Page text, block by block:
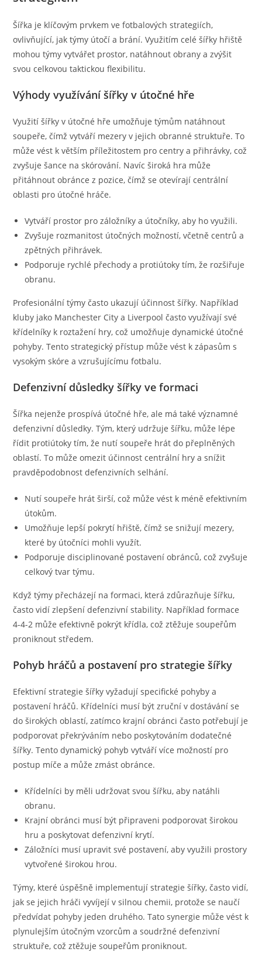
Šířka je klíčovým prvkem ve fotbalových strategiích,
ovlivňující, jak týmy útočí a brání. Využitím celé šířky hřiště
mohou týmy vytvářet prostor, natáhnout obrany a zvýšit
svou celkovou taktickou flexibilitu.
Výhody využívání šířky v útočné hře
Využití šířky v útočné hře umožňuje týmům natáhnout
soupeře, čímž vytváří mezery v jejich obranné struktuře. To
může vést k větším příležitostem pro centry a přihrávky, což
zvyšuje šance na skórování. Navíc široká hra může
přitáhnout obránce z pozice, čímž se otevírají centrální
oblasti pro útočné hráče.
Vytváří prostor pro záložníky a útočníky, aby ho využili.
Zvyšuje rozmanitost útočných možností, včetně centrů a
zpětných přihrávek.
Podporuje rychlé přechody a protiútoky tím, že rozšiřuje
obranu.
Profesionální týmy často ukazují účinnost šířky. Například
kluby jako Manchester City a Liverpool často využívají své
křídelníky k roztažení hry, což umožňuje dynamické útočné
pohyby. Tento strategický přístup může vést k zápasům s
vysokým skóre a vzrušujícímu fotbalu.
Defenzivní důsledky šířky ve formaci
Šířka nejenže prospívá útočné hře, ale má také významné
defenzivní důsledky. Tým, který udržuje šířku, může lépe
řídit protiútoky tím, že nutí soupeře hrát do přeplněných
oblastí. To může omezit účinnost centrální hry a snížit
pravděpodobnost defenzivních selhání.
Nutí soupeře hrát širší, což může vést k méně efektivním
útokům.
Umožňuje lepší pokrytí hřiště, čímž se snižují mezery,
které by útočníci mohli využít.
Podporuje disciplinované postavení obránců, což zvyšuje
celkový tvar týmu.
Když týmy přecházejí na formaci, která zdůrazňuje šířku,
často vidí zlepšení defenzivní stability. Například formace
4-4-2 může efektivně pokrýt křídla, což ztěžuje soupeřům
proniknout středem.
Pohyb hráčů a postavení pro strategie šířky
Efektivní strategie šířky vyžadují specifické pohyby a
postavení hráčů. Křídelníci musí být zruční v dostávání se
do širokých oblastí, zatímco krajní obránci často potřebují je
podporovat překrýváním nebo poskytováním dodatečné
šířky. Tento dynamický pohyb vytváří více možností pro
postup míče a může zmást obránce.
Křídelníci by měli udržovat svou šířku, aby natáhli
obranu.
Krajní obránci musí být připraveni podporovat širokou
hru a poskytovat defenzivní krytí.
Záložníci musí upravit své postavení, aby využili prostory
vytvořené širokou hrou.
Týmy, které úspěšně implementují strategie šířky, často vidí,
jak se jejich hráči vyvíjejí v silnou chemii, protože se naučí
předvídat pohyby jeden druhého. Tato synergie může vést k
plynulejším útočným vzorcům a soudržné defenzivní
struktuře, což ztěžuje soupeřům proniknout.